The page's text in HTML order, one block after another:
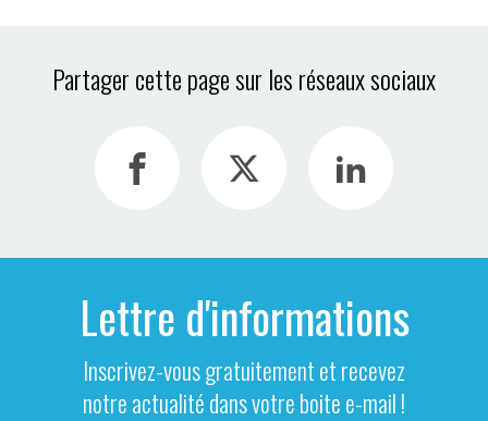
Partager cette page sur les réseaux sociaux
Lettre d'informations
Inscrivez-vous gratuitement et recevez
notre actualité dans votre boite e-mail !